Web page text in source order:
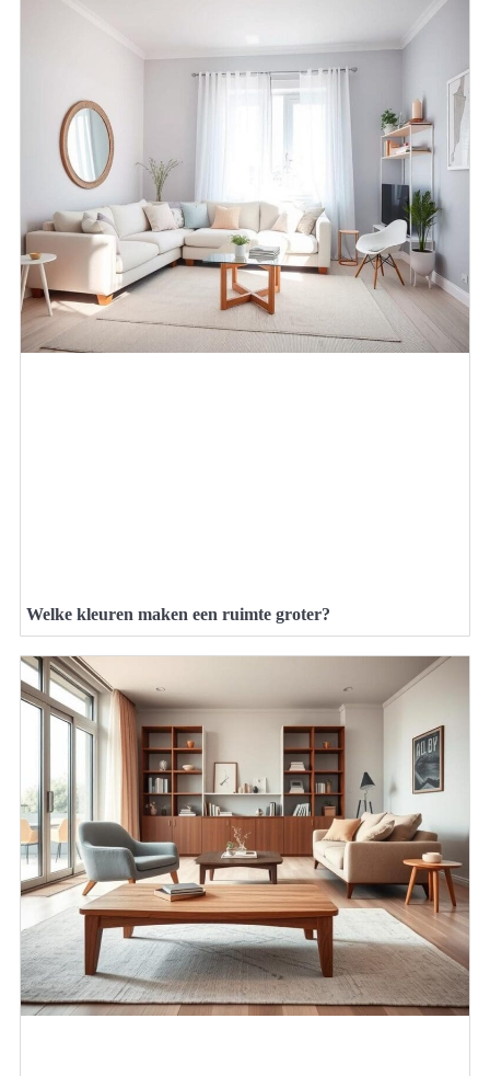
Welke kleuren maken een ruimte groter?